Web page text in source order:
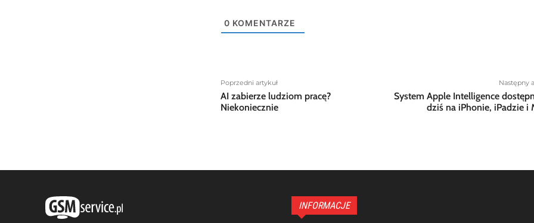
0 KOMENTARZE
Poprzedni artykuł
AI zabierze ludziom pracę?
Niekoniecznie
Następny
System Apple Intelligence
dziś na iPhonie, iPadzie i
INFORMACJE